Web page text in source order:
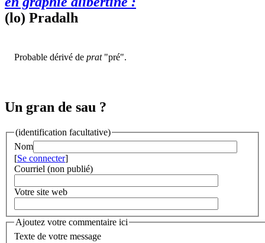
(lo) Pradalh
Probable dérivé de prat"pré".
Un gran de sau ?
(identification facultative)
Nom
[Se connecter]
Courriel (non publié)
Votre site web
Ajoutez votre commentaire ici
Texte de votre message